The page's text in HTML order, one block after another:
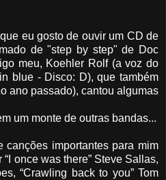
eu gosto de ouvir um CD de
de "step by step" de Doc
meu, Koehler Rolf (a voz do
blue - Disco: D), que também
ano passado), cantou algumas
um monte de outras bandas...
canções importantes para mim
once was there” Steve Sallas,
“Crawling back to you” Tom